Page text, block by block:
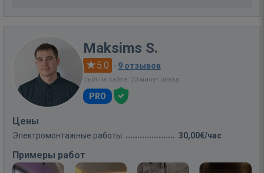
Maksims S.
5.0 · 9 отзывов
Был на сайте: 23 минут назад
PRO
Цены
Электромонтажные работы 30,00€/час
Примеры работ